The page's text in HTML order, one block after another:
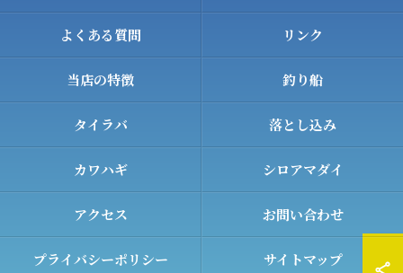
よくある質問 リンク
当店の特徴 釣り船
タイラバ 落とし込み
カワハギ シロアマダイ
アクセス お問い合わせ
プライバシーポリシー サイトマップ